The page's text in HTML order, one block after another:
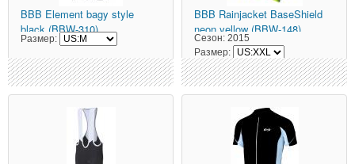
BBB Element bagy style
black (BBW-310)
Размер:
BBB Rainjacket BaseShield
neon yellow (BBW-148)
Сезон: 2015
Размер: